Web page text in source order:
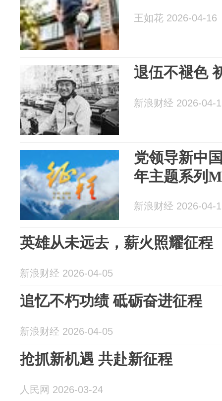
王如花 2026-04-16
退伍不褪色
新浪财经 2026-04-
党领导新中
年主题系列
新浪财经 2026-04-
英雄从未远去，薪火照耀征程
新浪财经 2026-04-05
追忆不朽功绩 砥砺奋进征程
新浪财经 2026-04-05
抢抓新机遇 共赴新征程
人民网 2026-03-24